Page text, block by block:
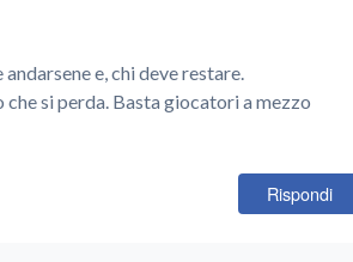
e, chi deve restare.
si perda. Basta giocatori a mezzo
Rispondi